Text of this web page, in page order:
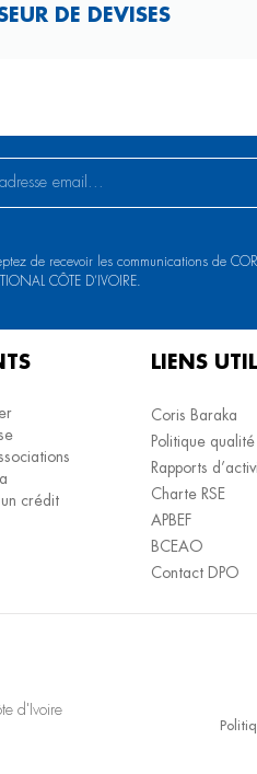
DE DEVISES
de recevoir les communications de
CÔTE D’IVOIRE.
crédit
LIENS
Coris Baraka
Politique qualité
Rapports
Charte RSE
APBEF
BCEAO
Contact DPO
d'Ivoire